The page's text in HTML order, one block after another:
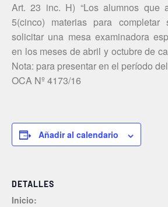
Art. 23 inc. H) “Los alumnos que
5(cinco) materias para completar
solicitar una mesa examinadora
en los meses de abril y octubre de
Nota: para presentar en el período
OCA Nº 4173/16
Añadir al calendario
DETALLES
Inicio: